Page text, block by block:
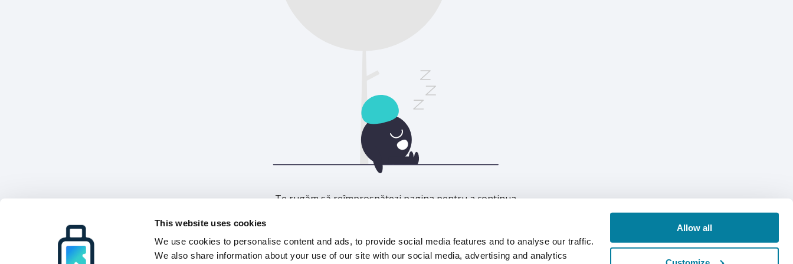
This website uses cookies
We use cookies to personalise content and ads, to provide social media features and to analyse our traffic.
We also share information about your use of our site with our social media, advertising and analytics
Allow all
Te rugăm să reîmprospătezi pagina pentru a continua.
Reîmprospătează